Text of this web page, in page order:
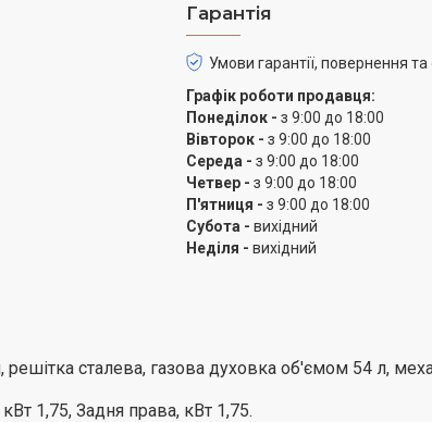
Гарантія
Умови гарантії, повернення
Графік роботи продавця:
Понеділок - з 9:00 до 18:00
Вівторок - з 9:00 до 18:00
Середа - з 9:00 до 18:00
Четвер - з 9:00 до 18:00
П'ятниця - з 9:00 до 18:00
Субота - вихідний
Неділя - вихідний
сталева, газова духовка об'ємом 54 л,
1,75, Задня права, кВт 1,75.